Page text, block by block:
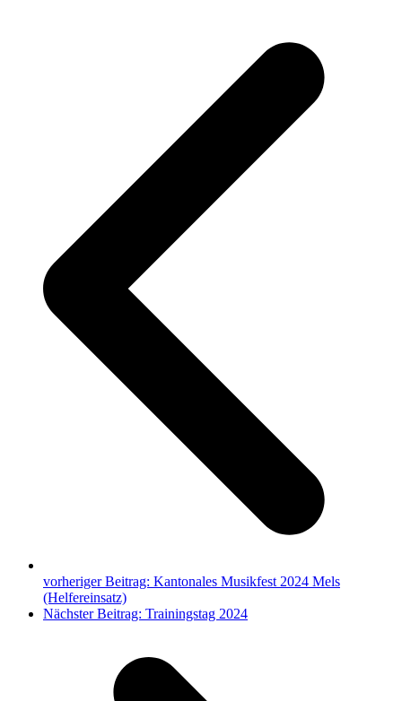
vorheriger Beitrag: Kantonales Musikfest 2024 Mels
(Helfereinsatz)
Nächster Beitrag: Trainingstag 2024